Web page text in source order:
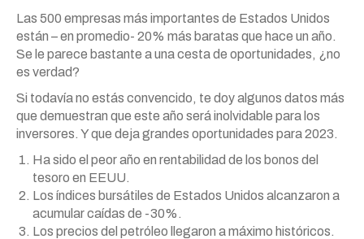
Las 500 empresas más importantes de Estados Unidos
están – en promedio- 20% más baratas que hace un año.
Se le parece bastante a una cesta de oportunidades, ¿no
es verdad?
Si todavía no estás convencido, te doy algunos datos más
que demuestran que este año será inolvidable para los
inversores. Y que deja grandes oportunidades para 2023.
Ha sido el peor año en rentabilidad de los bonos del
tesoro en EEUU.
Los índices bursátiles de Estados Unidos alcanzaron a
acumular caídas de -30%.
Los precios del petróleo llegaron a máximo históricos.